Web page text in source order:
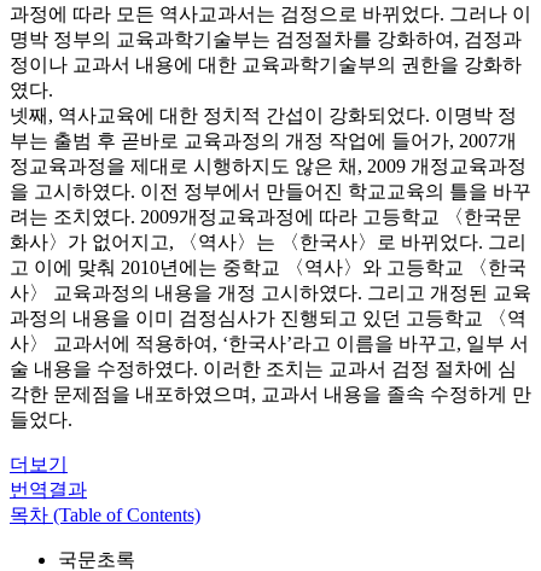
과정에 따라 모든 역사교과서는 검정으로 바뀌었다. 그러나 이
명박 정부의 교육과학기술부는 검정절차를 강화하여, 검정과
정이나 교과서 내용에 대한 교육과학기술부의 권한을 강화하
였다.
넷째, 역사교육에 대한 정치적 간섭이 강화되었다. 이명박 정
부는 출범 후 곧바로 교육과정의 개정 작업에 들어가, 2007개
정교육과정을 제대로 시행하지도 않은 채, 2009 개정교육과정
을 고시하였다. 이전 정부에서 만들어진 학교교육의 틀을 바꾸
려는 조치였다. 2009개정교육과정에 따라 고등학교 〈한국문
화사〉가 없어지고, 〈역사〉는 〈한국사〉로 바뀌었다. 그리
고 이에 맞춰 2010년에는 중학교 〈역사〉와 고등학교 〈한국
사〉 교육과정의 내용을 개정 고시하였다. 그리고 개정된 교육
과정의 내용을 이미 검정심사가 진행되고 있던 고등학교 〈역
사〉 교과서에 적용하여, ‘한국사’라고 이름을 바꾸고, 일부 서
술 내용을 수정하였다. 이러한 조치는 교과서 검정 절차에 심
각한 문제점을 내포하였으며, 교과서 내용을 졸속 수정하게 만
들었다.
더보기
번역결과
목차 (Table of Contents)
국문초록